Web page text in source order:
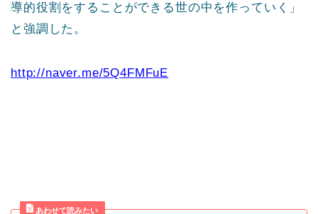
導的役割をすることができる世の中を作っていく」
と強調した。
http://naver.me/5Q4FMFuE